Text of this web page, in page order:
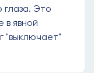
глаза. Это
в явной
"выключает"